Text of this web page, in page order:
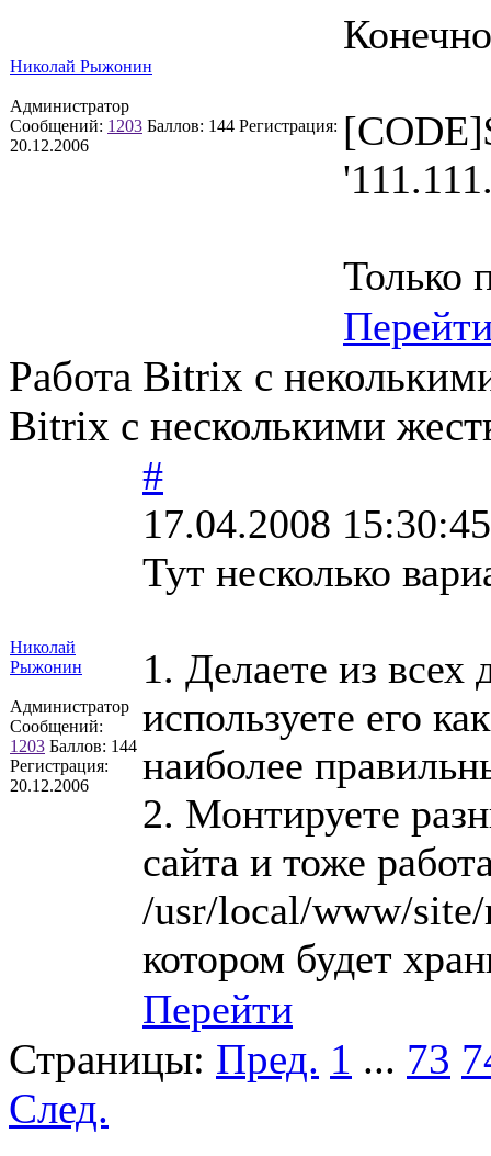
Николай Рыжонин
Администратор
Сообщений: 1203 Баллов: 144 Регистрация:
20.12.2006
Только
Работа Bitrix с
Bitrix с несколькими
Николай
Рыжонин
Администратор
Сообщений:
1203 Баллов: 144
Регистрация:
20.12.2006
#
17.04.2008 15:30:45
Тут несколько
1. Делаете из всех
используете его
наиболее
2. Монтируете
сайта и тоже
/usr/local/www/site/
котором будет
Перейти
Страницы: Пред. 1 ... 73
След.